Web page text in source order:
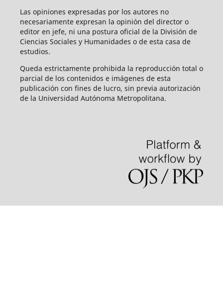
Las opiniones expresadas por los autores no
necesariamente expresan la opinión del director o
editor en jefe, ni una postura oficial de la División de
Ciencias Sociales y Humanidades o de esta casa de
estudios.
Queda estrictamente prohibida la reproducción total o
parcial de los contenidos e imágenes de esta
publicación con fines de lucro, sin previa autorización
de la Universidad Autónoma Metropolitana.